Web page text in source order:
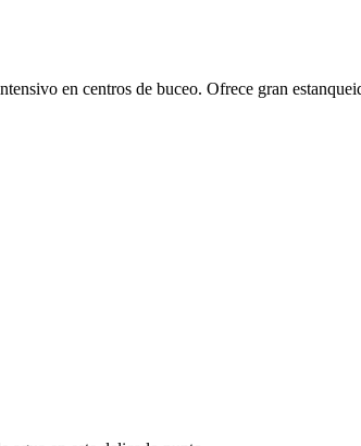
en centros de buceo. Ofrece gran